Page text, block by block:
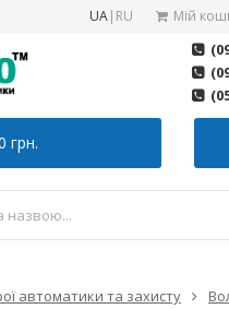
UA| RU Мій
грн.
автоматики та захисту